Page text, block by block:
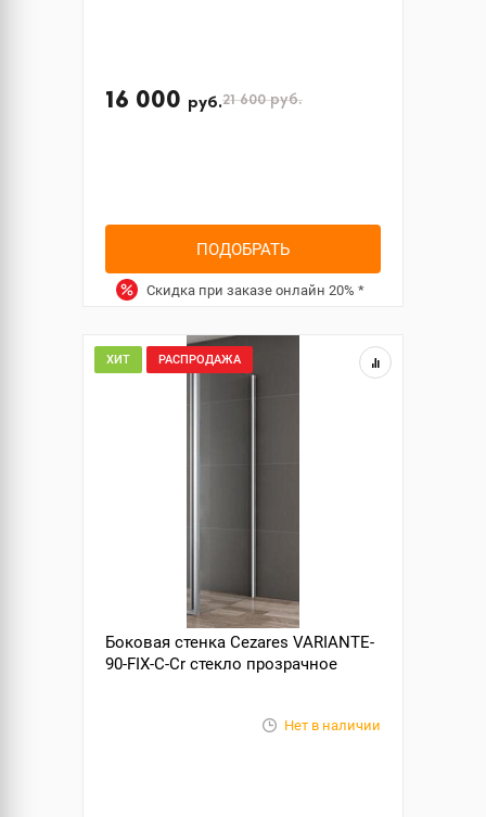
16 000 руб.21 600руб.
ПОДОБРАТЬ
Скидка при заказе онлайн 20% *
ХИТ РАСПРОДАЖА
Боковая стенка Cezares VARIANTE-
90-FIX-C-Cr стекло прозрачное
Нет в наличии